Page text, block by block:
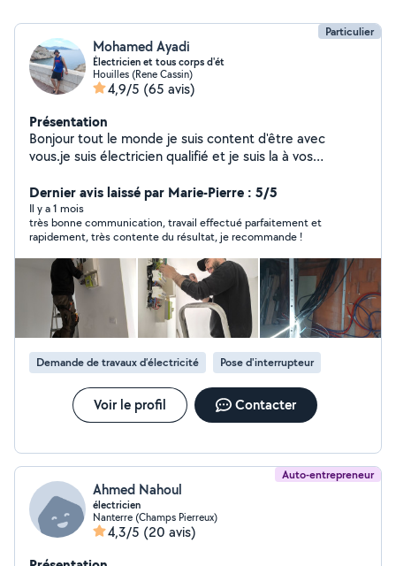
Particulier
Mohamed Ayadi
Électricien et tous corps d'ét
Houilles (Rene Cassin)
4,9/5 (65 avis)
Présentation
Bonjour tout le monde je suis content d'être avec
vous.je suis électricien qualifié et je suis la à vos
Dernier avis laissé par Marie-Pierre : 5/5
Il y a 1 mois
très bonne communication, travail effectué parfaitement et
rapidement, très contente du résultat, je recommande !
Demande de travaux d’électricité Pose d'interrupteur
Voir le profil Contacter
Auto-entrepreneur
Ahmed Nahoul
électricien
Nanterre (Champs Pierreux)
4,3/5 (20 avis)